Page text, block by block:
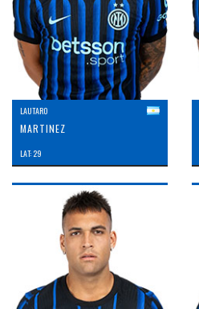
LAUTARO
MARTINEZ
LAT: 29